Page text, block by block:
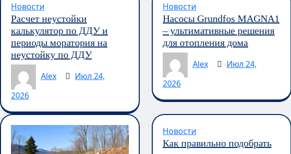
Новости
Расчет неустойки
калькулятор по ДДУ и
периоды моратория на
неустойку по ДДУ
Alex
Июл 24,
2026
Новости
Насосы Grundfos MAGNA1
– ультимативные решения
для отопления дома
Alex
Июл 24,
2026
Новости
Как правильно подобрать